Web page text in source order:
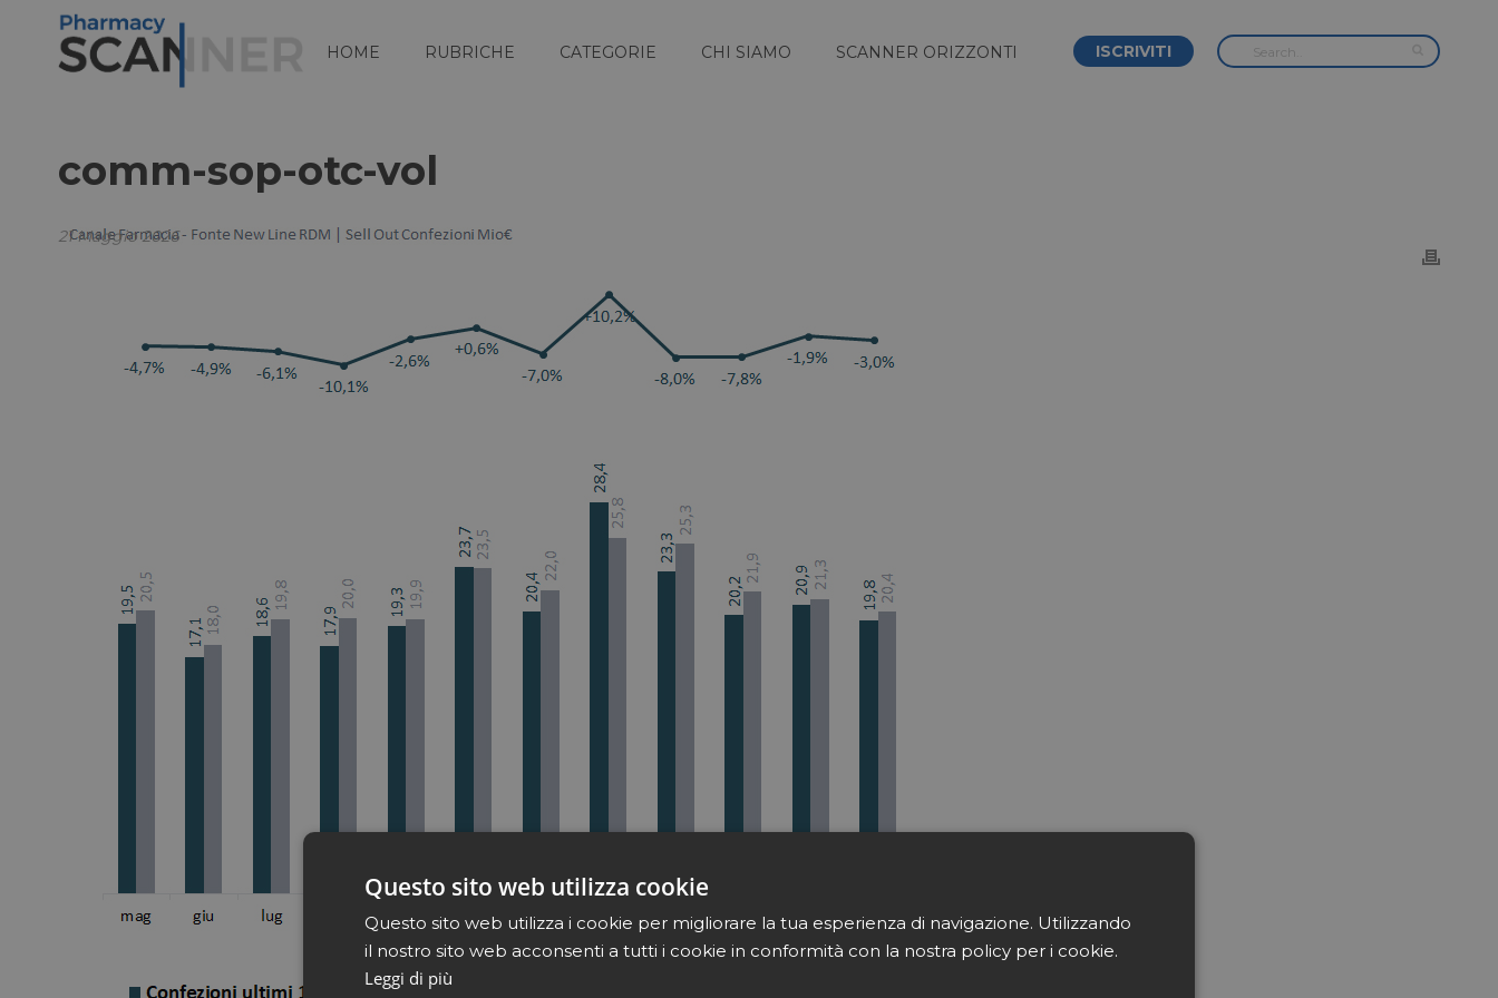
HOME RUBRICHE CATEGORIE CHI SIAMO SCANNER ORIZZONTI ISCRIVITI
comm-sop-otc-vol
21 Maggio 2026
Questo sito web utilizza cookie
Questo sito web utilizza i cookie per migliorare la tua esperienza di navigazione. Utilizzando
il nostro sito web acconsenti a tutti i cookie in conformità con la nostra policy per i cookie.
Leggi di più